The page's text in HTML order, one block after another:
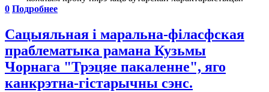
0 Подробнее
Сацыяльная i маральна-фiласфская
праблематыка рамана Кузьмы
Чорнага "Трэцяе пакаленне", яго
канкрэтна-гiстарычны сэнс.